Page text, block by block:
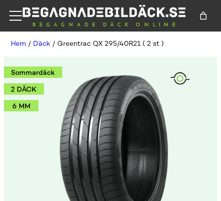
Hem / Däck / Greentrac QX 295/40R21 ( 2 st )
Sommardäck
2 DÄCK
6 MM